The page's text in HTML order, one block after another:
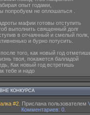
опыт годами,
попробуем не оплошаться .
мафии готовы отступить
выполнить священный долг
в отчаянный и смелый полк,
и бурно потусить.
того, как новый год
твоя, покажется балладой
Как новый год встретишь
тебе и надо
КОНКУРСА
#2 . Прислана пользователем
Комментариев: 0.